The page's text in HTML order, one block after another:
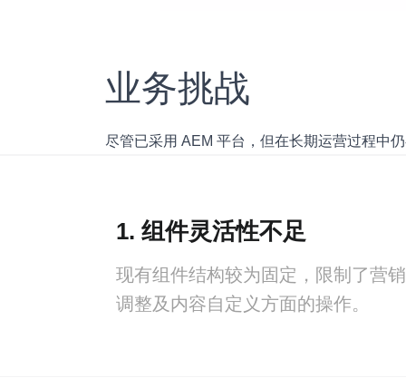
业务挑战
尽管已采用 AEM 平台，但在长期运营过程中
1. 组件灵活性不足
现有组件结构较为固定，限制了营
调整及内容自定义方面的操作。